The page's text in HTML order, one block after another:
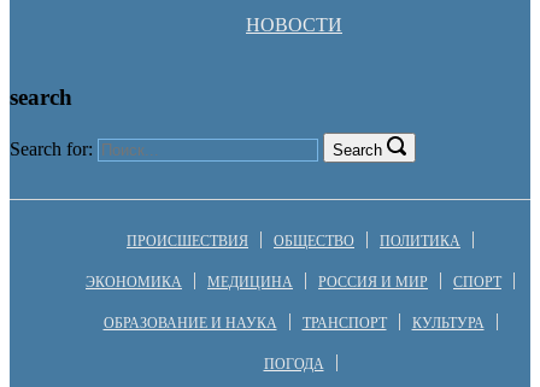
НОВОСТИ
search
Search for: Search
ПРОИСШЕСТВИЯ ОБЩЕСТВО ПОЛИТИКА
ЭКОНОМИКА МЕДИЦИНА РОССИЯ И МИР СПОРТ
ОБРАЗОВАНИЕ И НАУКА ТРАНСПОРТ КУЛЬТУРА
ПОГОДА